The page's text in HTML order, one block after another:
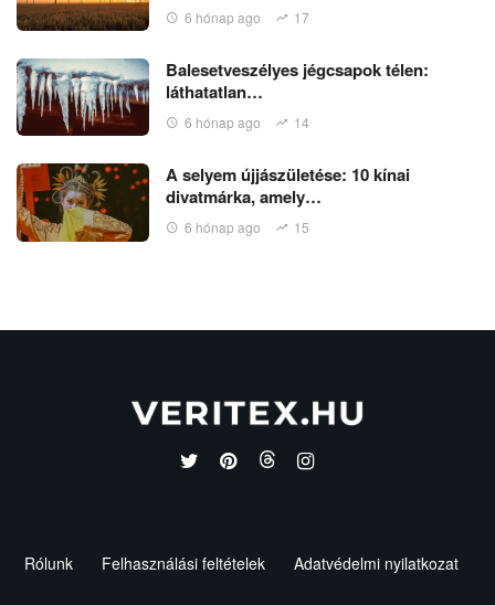
6 hónap ago 17
Balesetveszélyes jégcsapok télen:
láthatatlan…
6 hónap ago 14
A selyem újjászületése: 10 kínai
divatmárka, amely…
6 hónap ago 15
Rólunk Felhasználási feltételek Adatvédelmi nyilatkozat